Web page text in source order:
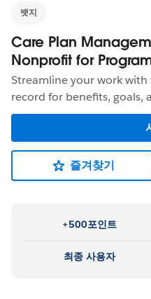
뱃지
Care Plan
Nonprofit for
Streamline your work
record for benefits, goals,
즐겨찾기
+500포인트
최종 사용자